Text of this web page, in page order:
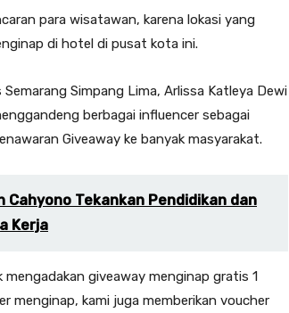
para wisatawan, karena lokasi yang
di hotel di pusat kota ini.
Simpang Lima, Arlissa Katleya Dewi
berbagai influencer sebagai
Giveaway ke banyak masyarakat.
Cahyono Tekankan Pendidikan dan
Kerja
giveaway menginap gratis 1
menginap, kami juga memberikan voucher